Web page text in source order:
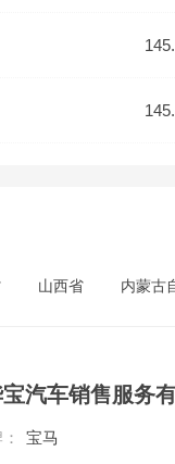
山西省 内蒙古
汽车销售服务
宝马